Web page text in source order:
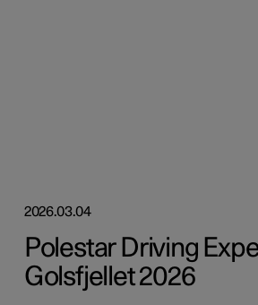
2026.03.04
Polestar Driving
Golsfjellet 2026